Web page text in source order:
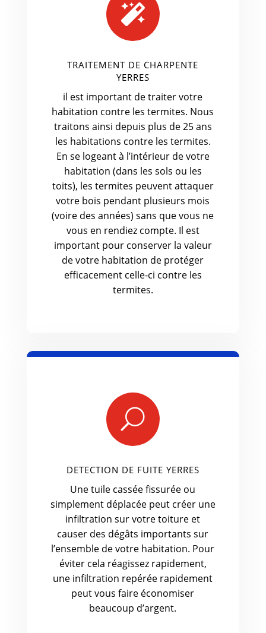

TRAITEMENT DE CHARPENTE
YERRES
il est important de traiter votre
habitation contre les termites. Nous
traitons ainsi depuis plus de 25 ans
les habitations contre les termites.
En se logeant à l’intérieur de votre
habitation (dans les sols ou les
toits), les termites peuvent attaquer
votre bois pendant plusieurs mois
(voire des années) sans que vous ne
vous en rendiez compte. Il est
important pour conserver la valeur
de votre habitation de protéger
efficacement celle-ci contre les
termites.
U
DETECTION DE FUITE YERRES
Une tuile cassée fissurée ou
simplement déplacée peut créer une
infiltration sur votre toiture et
causer des dégâts importants sur
l’ensemble de votre habitation. Pour
éviter cela réagissez rapidement,
une infiltration repérée rapidement
peut vous faire économiser
beaucoup d’argent.